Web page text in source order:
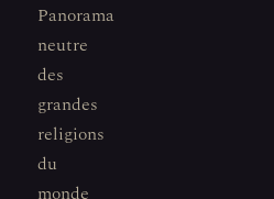
Panorama
neutre
des
grandes
religions
du
monde